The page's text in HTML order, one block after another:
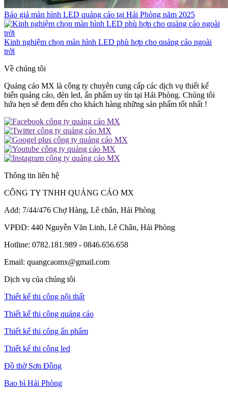
Báo giá màn hình LED quảng cáo tại Hải Phòng năm 2025
Kinh nghiệm chọn màn hình LED phù hợp cho quảng cáo ngoài
trời
Về chúng tôi
Quảng cáo MX là công ty chuyên cung cấp các dịch vụ thiết kế
biển quảng cáo, đèn led, ấn phẩm uy tín tại Hải Phòng. Chúng tôi
hứa hẹn sẽ đem đến cho khách hàng những sản phẩm tốt nhất !
Thông tin liên hệ
CÔNG TY TNHH QUẢNG CÁO MX
Add: 7/44/476 Chợ Hàng, Lê chân, Hải Phòng
VPĐD: 440 Nguyễn Văn Linh, Lê Chân, Hải Phòng
Hotline: 0782.181.989 - 0846.656.658
Email: quangcaomx@gmail.com
Dịch vụ của chúng tôi
Thiết kế thi công nội thất
Thiết kế thi công quảng cáo
Thiết kế thi công ấn phẩm
Thiết kế thi công led
Đồ thờ Sơn Đồng
Bao bì Hải Phòng